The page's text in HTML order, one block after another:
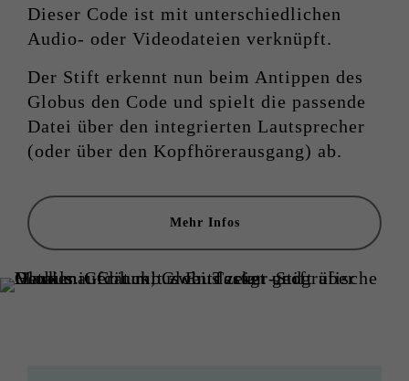
Dieser Code ist mit unterschiedlichen
Audio- oder Videodateien verknüpft.
Der Stift erkennt nun beim Antippen des
Globus den Code und spielt die passende
Datei über den integrierten Lautsprecher
(oder über den Kopfhörerausgang) ab.
Mehr Infos